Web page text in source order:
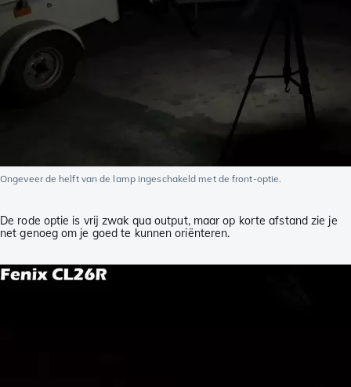
Ongeveer de helft van de lamp ingeschakeld met de front-optie.
De rode optie is vrij zwak qua output, maar op korte afstand zie je
net genoeg om je goed te kunnen oriënteren.